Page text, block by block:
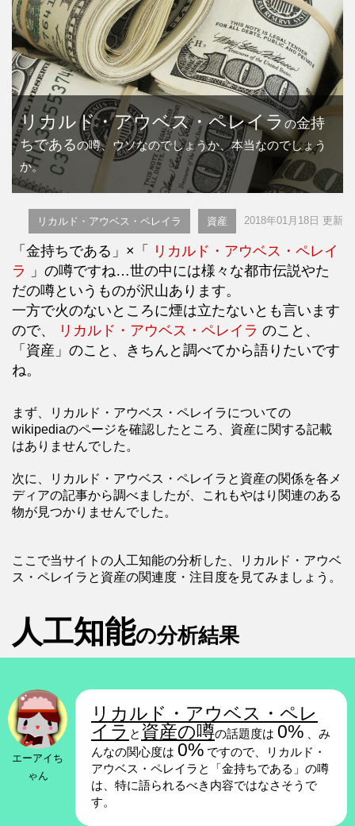
リカルド・アウベス・ペレイラの金持
ちであるの噂、ウソなのでしょうか、本当なのでしょう
か。
リカルド・アウベス・ペレイラ 資産 2018年01月18日 更新
「金持ちである」×「
リカルド・アウベス・ペレイ
ラ
」の噂ですね…世の中には様々な都市伝説やた
だの噂というものが沢山あります。
一方で火のないところに煙は立たないとも言います
ので、
リカルド・アウベス・ペレイラ のこと、
「資産」のこと、きちんと調べてから語りたいです
ね。
まず、リカルド・アウベス・ペレイラについての
wikipediaのページを確認したところ、資産に関する記載
はありませんでした。
次に、リカルド・アウベス・ペレイラと資産の関係を各メ
ディアの記事から調べましたが、これもやはり関連のある
物が見つかりませんでした。
ここで当サイトの人工知能の分析した、リカルド・アウベ
ス・ペレイラと資産の関連度・注目度を見てみましょう。
人工知能の分析結果
エーアイち
ゃん
リカルド・アウベス・ペレ
イラ と 資産の噂の話題度は 0% 、み
んなの関心度は 0% ですので、リカルド・
アウベス・ペレイラと「金持ちである」の噂
は、特に語られるべき内容ではなさそうで
す。